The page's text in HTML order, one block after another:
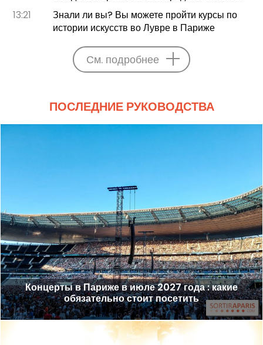
13:21
Знали ли вы? Вы можете пройти курсы по
истории искусств во Лувре в Париже
См. подробнее
ПОСЛЕДНИЕ РУКОВОДСТВА
Концерты в Париже в июле 2027 года : какие
обязательно стоит посетить